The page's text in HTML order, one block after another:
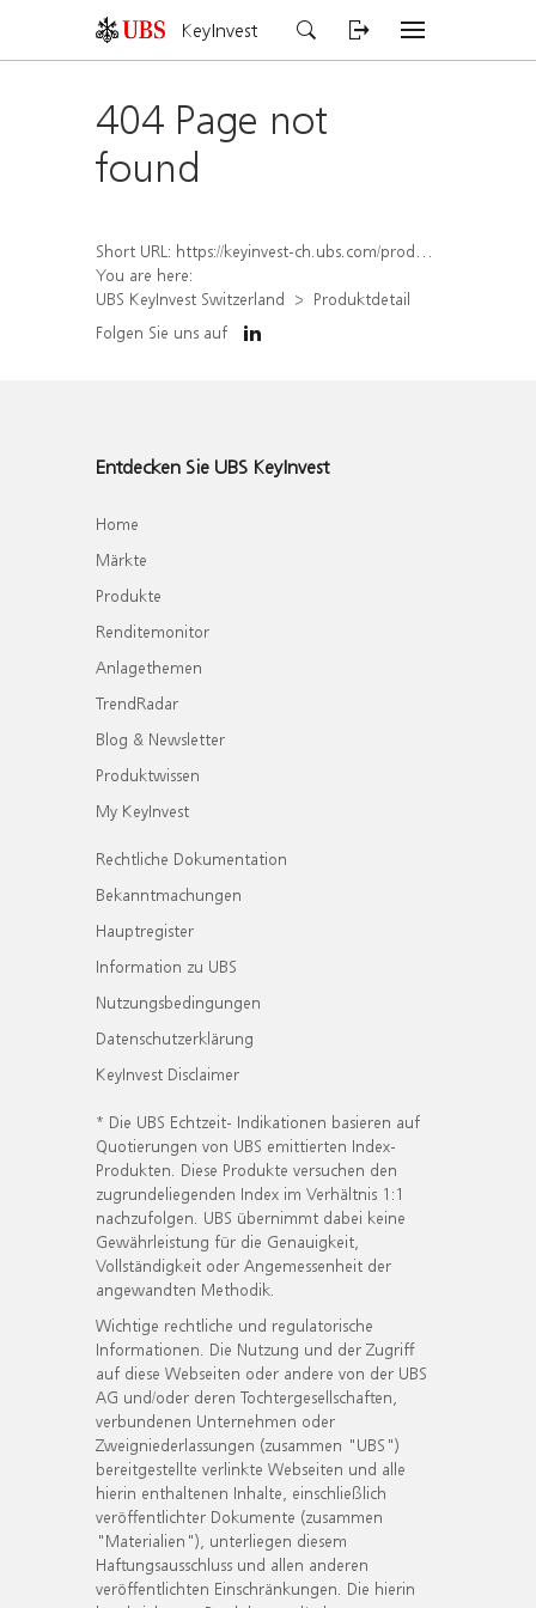
KeyInvest
404 Page not
found
Short URL: https://keyinvest-ch.ubs.com/produkt/detail/index/isin/CH1576896729
You are here:
UBS KeyInvest Switzerland
Produktdetail
Folgen Sie uns auf
Entdecken Sie UBS KeyInvest
Home
Märkte
Produkte
Renditemonitor
Anlagethemen
TrendRadar
Blog & Newsletter
Produktwissen
My KeyInvest
Rechtliche Dokumentation
Bekanntmachungen
Hauptregister
Information zu UBS
Nutzungsbedingungen
Datenschutzerklärung
KeyInvest Disclaimer
* Die UBS Echtzeit- Indikationen basieren auf
Quotierungen von UBS emittierten Index-
Produkten. Diese Produkte versuchen den
zugrundeliegenden Index im Verhältnis 1:1
nachzufolgen. UBS übernimmt dabei keine
Gewährleistung für die Genauigkeit,
Vollständigkeit oder Angemessenheit der
angewandten Methodik.
Wichtige rechtliche und regulatorische
Informationen. Die Nutzung und der Zugriff
auf diese Webseiten oder andere von der UBS
AG und/oder deren Tochtergesellschaften,
verbundenen Unternehmen oder
Zweigniederlassungen (zusammen "UBS")
bereitgestellte verlinkte Webseiten und alle
hierin enthaltenen Inhalte, einschließlich
veröffentlichter Dokumente (zusammen
"Materialien"), unterliegen diesem
Haftungsausschluss und allen anderen
veröffentlichten Einschränkungen. Die hierin